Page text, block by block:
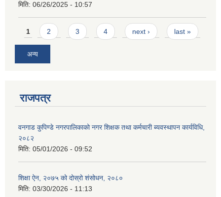
मिति: 06/26/2025 - 10:57
Pages
1 2 3 4 next › last »
अन्य
राजपत्र
वनगाड कुपिण्डे नगरपालिकाको नगर शिक्षक तथा कर्मचारी ब्यवस्थापन कार्यविधि,
२०८२
मिति: 05/01/2026 - 09:52
शिक्षा ऐन, २०७५ को दोस्रो शंसोधन, २०८०
मिति: 03/30/2026 - 11:13